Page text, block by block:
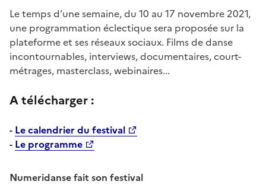
Le temps d’une semaine, du 10 au 17 novembre 2021,
une programmation éclectique sera proposée sur la
plateforme et ses réseaux sociaux. Films de danse
incontournables, interviews, documentaires, court-
métrages, masterclass, webinaires...
A télécharger :
- Le calendrier du festival
- Le programme
Numeridanse fait son festival